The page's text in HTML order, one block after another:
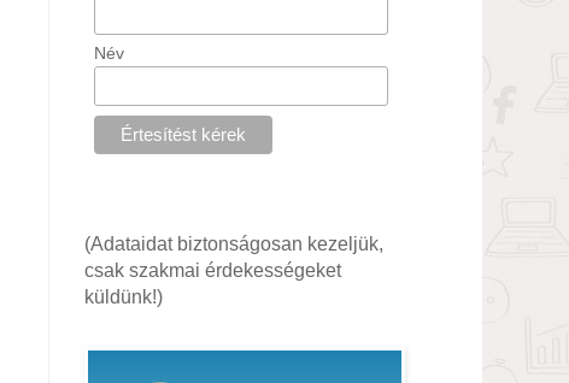
Név
(Adataidat biztonságosan kezeljük,
csak szakmai érdekességeket
küldünk!)